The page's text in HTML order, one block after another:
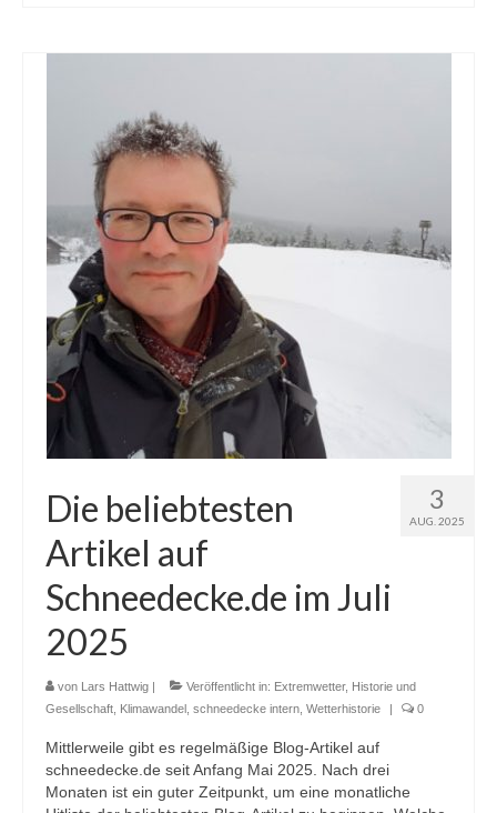
3
AUG. 2025
Die beliebtesten
Artikel auf
Schneedecke.de im Juli
2025
von Lars Hattwig | Veröffentlicht in: Extremwetter, Historie und
Gesellschaft Klimawandel schneedecke intern Wetterhistorie | 0
Mittlerweile gibt es regelmäßige Blog-Artikel auf
schneedecke.de seit Anfang Mai 2025. Nach drei
Monaten ist ein guter Zeitpunkt, um eine monatliche